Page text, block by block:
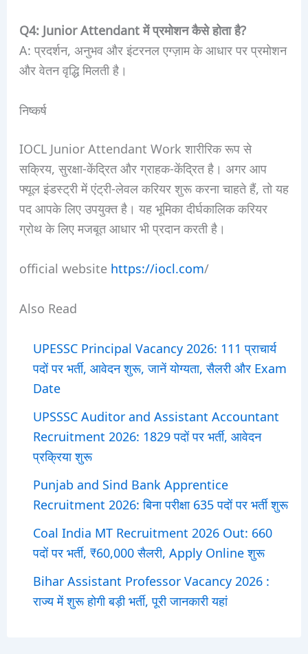
Q4: Junior Attendant में प्रमोशन कैसे होता है?
A: प्रदर्शन, अनुभव और इंटरनल एग्ज़ाम के आधार पर प्रमोशन
और वेतन वृद्धि मिलती है।
निष्कर्ष
IOCL Junior Attendant Work शारीरिक रूप से
सक्रिय, सुरक्षा-केंद्रित और ग्राहक-केंद्रित है। अगर आप
फ्यूल इंडस्ट्री में एंट्री-लेवल करियर शुरू करना चाहते हैं, तो यह
पद आपके लिए उपयुक्त है। यह भूमिका दीर्घकालिक करियर
ग्रोथ के लिए मजबूत आधार भी प्रदान करती है।
official website https://iocl.com/
Also Read
UPESSC Principal Vacancy 2026: 111 प्राचार्य
पदों पर भर्ती, आवेदन शुरू, जानें योग्यता, सैलरी और Exam
Date
UPSSSC Auditor and Assistant Accountant
Recruitment 2026: 1829 पदों पर भर्ती, आवेदन
प्रक्रिया शुरू
Punjab and Sind Bank Apprentice
Recruitment 2026: बिना परीक्षा 635 पदों पर भर्ती शुरू
Coal India MT Recruitment 2026 Out: 660
पदों पर भर्ती, ₹60,000 सैलरी, Apply Online शुरू
Bihar Assistant Professor Vacancy 2026 :
राज्य में शुरू होगी बड़ी भर्ती, पूरी जानकारी यहां